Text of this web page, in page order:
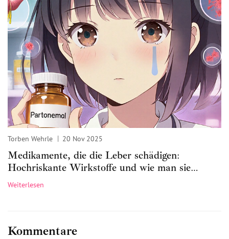
Torben Wehrle 20 Nov 2025
Medikamente, die die Leber schädigen:
Hochriskante Wirkstoffe und wie man sie
überwacht
Weiterlesen
Kommentare